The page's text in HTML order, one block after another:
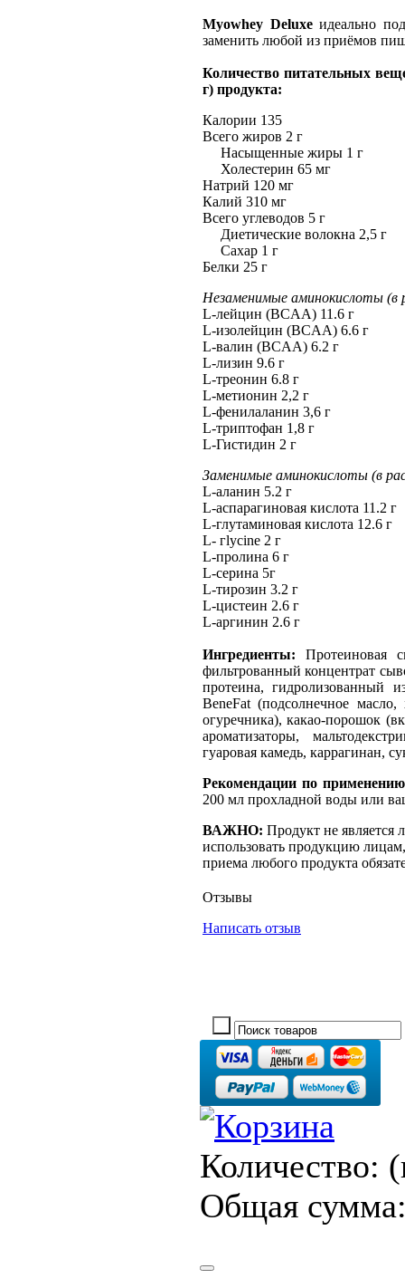
Myowhey Deluxeидеально
заменить любой из приёмов
Количество питательных
г) продукта:
Калории 135
Всего жиров 2 г
Насыщенные жиры 1 г
Холестерин 65 мг
Натрий 120 мг
Калий 310 мг
Всего углеводов 5 г
Диетические волокна 2,5 г
Сахар 1 г
Белки 25 г
Незаменимые аминокислоты (в
L-лейцин (BCAA) 11.6 г
L-изолейцин (BCAA) 6.6 г
L-валин (BCAA) 6.2 г
L-лизин 9.6 г
L-треонин 6.8 г
L-метионин 2,2 г
L-фенилаланин 3,6 г
L-триптофан 1,8 г
L-Гистидин 2 г
Заменимые аминокислоты (в
L-аланин 5.2 г
L-аспарагиновая кислота 11.2 г
L-глутаминовая кислота 12.6 г
L- гlycine 2 г
L-пролина 6 г
L-серина 5г
L-тирозин 3.2 г
L-цистеин 2.6 г
L-аргинин 2.6 г
Ингредиенты: Протеиновая
фильтрованный концентрат
протеина, гидролизованный
BeneFat (подсолнечное
огуречника), какао-порошок
ароматизаторы,
гуаровая камедь, каррагинан,
Рекомендации по
200 мл прохладной воды или
ВАЖНО: Продукт не является
использовать продукцию
приема любого продукта
Отзывы
Написать отзыв
Количество:
Общая